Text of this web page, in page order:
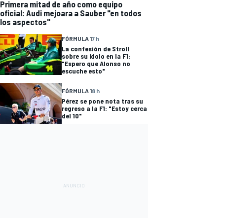
Primera mitad de año como equipo
oficial: Audi mejoara a Sauber "en todos
los aspectos"
FÓRMULA 17 h
La confesión de Stroll
sobre su ídolo en la F1:
"Espero que Alonso no
escuche esto"
FÓRMULA 18 h
Pérez se pone nota tras su
regreso a la F1: "Estoy cerca
del 10"